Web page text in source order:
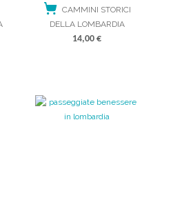
CAMMINI STORICI
DELLA LOMBARDIA
14,00 €